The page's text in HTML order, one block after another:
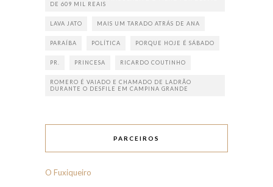
DE 609 MIL REAIS
LAVA JATO MAIS UM TARADO ATRÁS DE ANA
PARAÍBA POLÍTICA PORQUE HOJE É SÁBADO
PR. PRINCESA RICARDO COUTINHO
ROMERO É VAIADO E CHAMADO DE LADRÃO
DURANTE O DESFILE EM CAMPINA GRANDE
PARCEIROS
O Fuxiqueiro